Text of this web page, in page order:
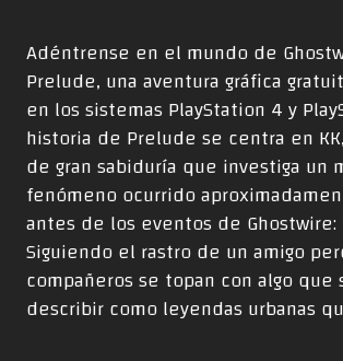
Adéntrense en el mundo de
Prelude, una aventura gráfica
en los sistemas PlayStation 4 y
historia de Prelude se centra en
de gran sabiduría que investiga un
fenómeno ocurrido
antes de los eventos de Ghostwire:
Siguiendo el rastro de un amigo
compañeros se topan con algo que
describir como leyendas urbanas